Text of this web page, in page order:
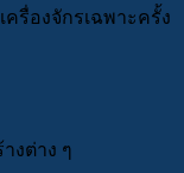
รื่องจักรเฉพาะครั้ง
งต่าง ๆ